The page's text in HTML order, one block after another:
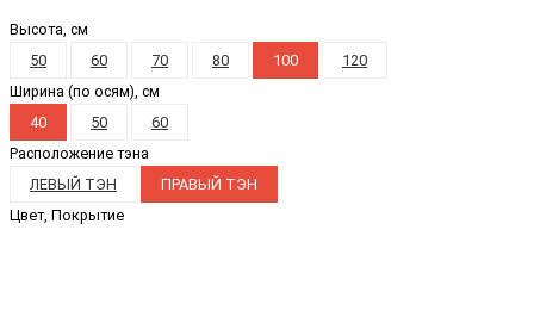
Высота, см
50
60 70 80 100
120
Ширина (по осям), см
40
50
60
Расположение тэна
ЛЕВЫЙ ТЭН
ПРАВЫЙ ТЭН
Цвет, Покрытие